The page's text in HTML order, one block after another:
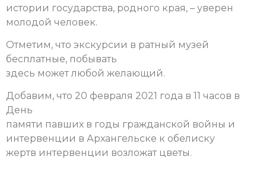
истории государства, родного края, – уверен
молодой человек.
Отметим, что экскурсии в ратный музей
бесплатные, побывать
здесь может любой желающий.
Добавим, что 20 февраля 2021 года в 11 часов в
День
памяти павших в годы гражданской войны и
интервенции в Архангельске к обелиску
жертв интервенции возложат цветы.